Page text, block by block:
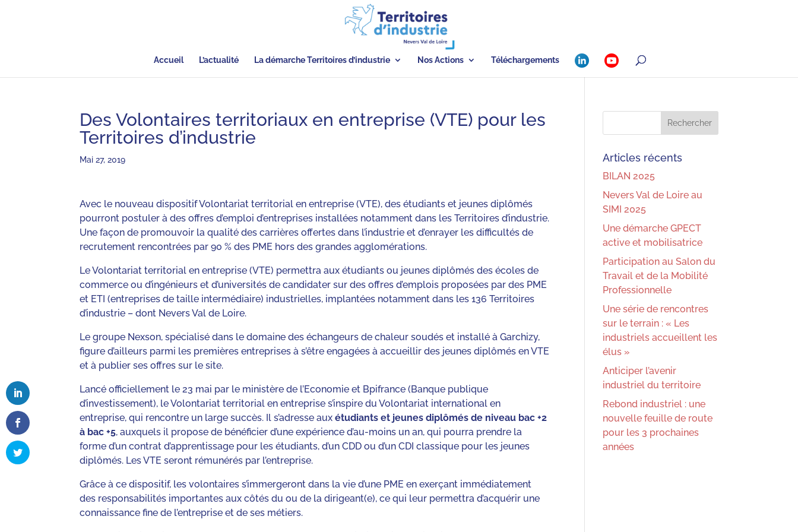
Accueil L’actualité La démarche Territoires d’industrie Nos Actions Téléchargements
Des Volontaires territoriaux en entreprise (VTE) pour les
Territoires d’industrie
Mai 27, 2019
Avec le nouveau dispositif Volontariat territorial en entreprise (VTE), des étudiants et jeunes diplômés
pourront postuler à des offres d’emploi d’entreprises installées notamment dans les Territoires d’industrie.
Une façon de promouvoir la qualité des carrières offertes dans l’industrie et d’enrayer les difficultés de
recrutement rencontrées par 90 % des PME hors des grandes agglomérations.
Le Volontariat territorial en entreprise (VTE) permettra aux étudiants ou jeunes diplômés des écoles de
commerce ou d’ingénieurs et d’universités de candidater sur des offres d’emplois proposées par des PME
et ETI (entreprises de taille intermédiaire) industrielles, implantées notamment dans les 136 Territoires
d’industrie – dont Nevers Val de Loire.
Le groupe Nexson, spécialisé dans le domaine des échangeurs de chaleur soudés et installé à Garchizy,
figure d’ailleurs parmi les premières entreprises à s’être engagées à accueillir des jeunes diplômés en VTE
et à publier ses offres sur le site.
Lancé officiellement le 23 mai par le ministère de l’Economie et Bpifrance (Banque publique
d’investissement), le Volontariat territorial en entreprise s’inspire du Volontariat international en
entreprise, qui rencontre un large succès. Il s’adresse auxétudiants et jeunes diplômés de niveau bac +2
à bac +5, auxquels il propose de bénéficier d’une expérience d’au-moins un an, qui pourra prendre la
forme d’un contrat d’apprentissage pour les étudiants, d’un CDD ou d’un CDI classique pour les jeunes
diplômés. Les VTE seront rémunérés par l’entreprise.
Grâce à ce dispositif, les volontaires s’immergeront dans la vie d’une PME en exerçant immédiatement
des responsabilités importantes aux côtés du ou de la dirigeant(e), ce qui leur permettra d’acquérir une
connaissance fine de l’entreprise et de ses métiers.
Articles récents
BILAN 2025
Nevers Val de Loire au
SIMI 2025
Une démarche GPECT
active et mobilisatrice
Participation au Salon du
Travail et de la Mobilité
Professionnelle
Une série de rencontres
sur le terrain : « Les
industriels accueillent les
élus »
Anticiper l’avenir
industriel du territoire
Rebond industriel : une
nouvelle feuille de route
pour les 3 prochaines
années